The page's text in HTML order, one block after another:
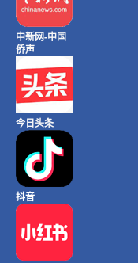
中新网-中国
侨声
今日头条
抖音